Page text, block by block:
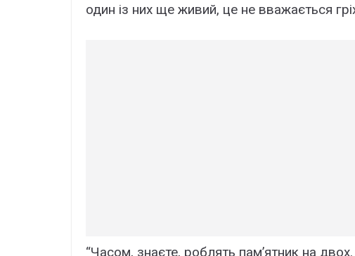
один із них ще живий, це не вважається
“Часом, знаєте, роблять пам’ятник на